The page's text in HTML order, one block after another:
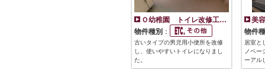
Ｏ幼稚園 トイレ改修工…
物件種別 ：
古いタイプの男児用小便所を改修
し、使いやすいトイレになりまし
た。
美
物件
居室と
ノベー
ーアル